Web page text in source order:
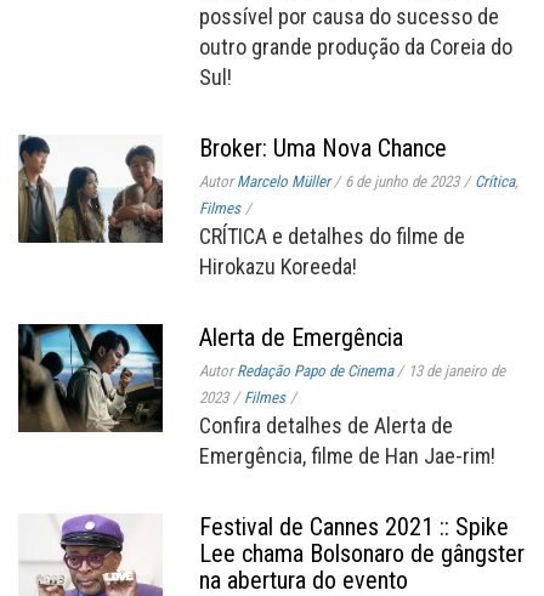
possível por causa do sucesso de
outro grande produção da Coreia do
Sul!
Broker: Uma Nova Chance
AutorMarcelo Müller / 6 de junho de 2023 / Crítica,
Filmes /
CRÍTICA e detalhes do filme de
Hirokazu Koreeda!
Alerta de Emergência
AutorRedação Papo de Cinema / 13 de janeiro de
2023 / Filmes /
Confira detalhes de Alerta de
Emergência, filme de Han Jae-rim!
Festival de Cannes 2021 :: Spike
Lee chama Bolsonaro de gângster
na abertura do evento